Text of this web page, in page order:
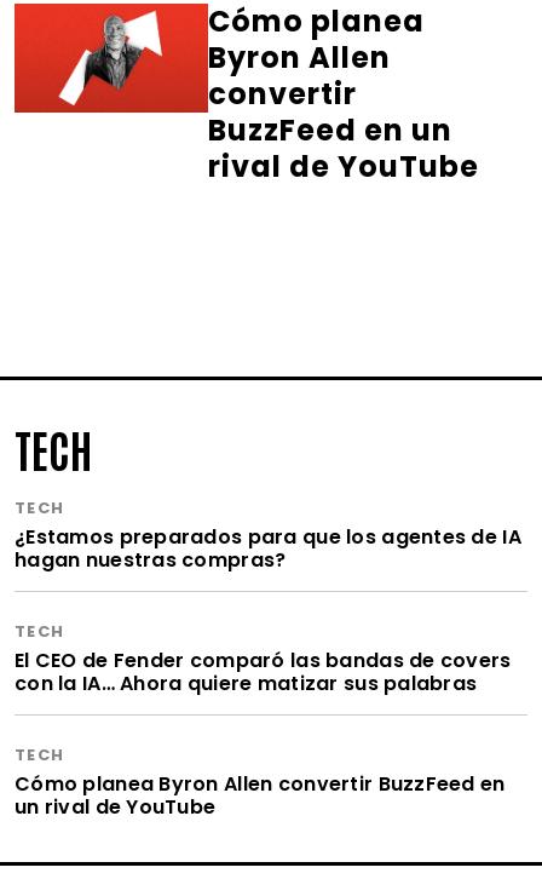
Cómo planea
Byron Allen
convertir
BuzzFeed en un
rival de YouTube
TECH
TECH
¿Estamos preparados para que los agentes de IA
hagan nuestras compras?
TECH
El CEO de Fender comparó las bandas de covers
con la IA… Ahora quiere matizar sus palabras
TECH
Cómo planea Byron Allen convertir BuzzFeed en
un rival de YouTube